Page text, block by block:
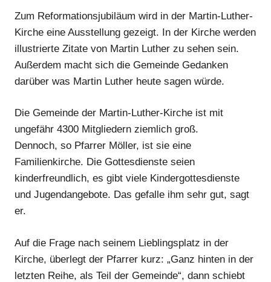
Anzeige
Anzeige
Anzeige
Zum Reformationsjubiläum wird in der Martin-Luther-
Kirche eine Ausstellung gezeigt. In der Kirche werden
illustrierte Zitate von Martin Luther zu sehen sein.
Außerdem macht sich die Gemeinde Gedanken
darüber was Martin Luther heute sagen würde.
Die Gemeinde der Martin-Luther-Kirche ist mit
ungefähr 4300 Mitgliedern ziemlich groß.
Dennoch, so Pfarrer Möller, ist sie eine
Familienkirche. Die Gottesdienste seien
kinderfreundlich, es gibt viele Kindergottesdienste
und Jugendangebote. Das gefalle ihm sehr gut, sagt
er.
Auf die Frage nach seinem Lieblingsplatz in der
Kirche, überlegt der Pfarrer kurz: „Ganz hinten in der
letzten Reihe, als Teil der Gemeinde“, dann schiebt